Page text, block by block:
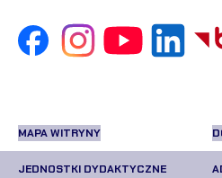
MAPA WITRYNY
JEDNOSTKI DYDAKTYCZNE